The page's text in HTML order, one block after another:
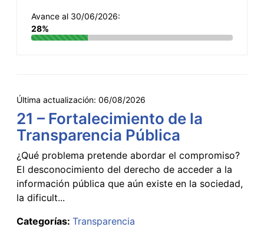
Avance al 30/06/2026:
28%
Última actualización: 06/08/2026
21 – Fortalecimiento de la
Transparencia Pública
¿Qué problema pretende abordar el compromiso?
El desconocimiento del derecho de acceder a la
información pública que aún existe en la sociedad,
la dificult...
Categorías: Transparencia